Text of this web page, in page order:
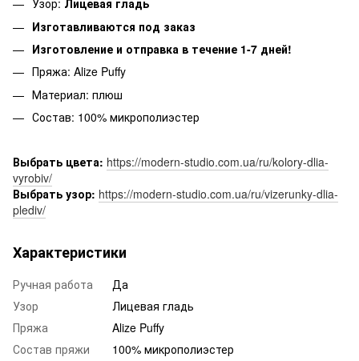
Узор: Лицевая гладь
Изготавливаются под заказ
Изготовление и отправка в течение 1-7 дней!
Пряжа: Alize Puffy
Материал: плюш
Состав: 100% микрополиэстер
Выбрать цвета: https://modern-studio.com.ua/ru/kolory-dlia-
vyrobiv/
Выбрать узор: https://modern-studio.com.ua/ru/vizerunky-dlia-
plediv/
Характеристики
Ручная работа
Да
Узор
Лицевая гладь
Пряжа
Alize Puffy
Состав пряжи
100% микрополиэстер